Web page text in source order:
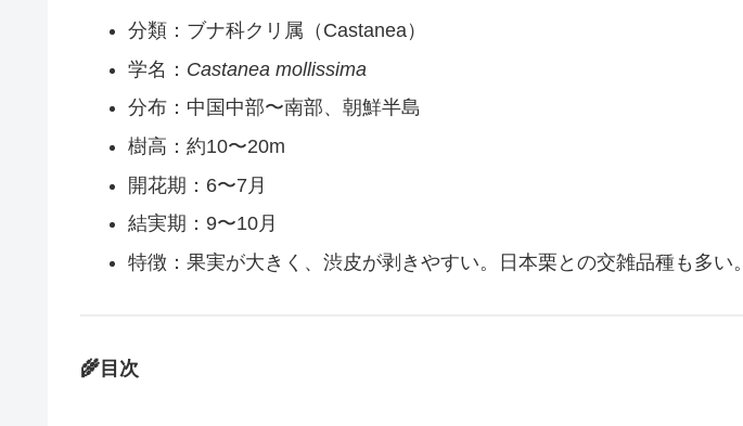
分類：ブナ科クリ属（Castanea）
学名： Castanea mollissima
分布：中国中部〜南部、朝鮮半島
樹高：約10〜20m
開花期：6〜7月
結実期：9〜10月
特徴：果実が大きく、渋皮が剥きやすい。日本栗との交雑品種も多い。
🌾目次